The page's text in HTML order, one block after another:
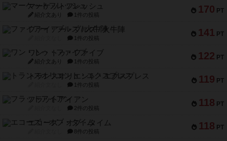
170 PT
マーケットフレッシュ
紹介文あり 1件の投稿
141 PT
ファイアー・ブルズ / 火牛陣
1件の投稿
122 PT
ワン・トゥ・ファイブ
紹介文あり 1件の投稿
119 PT
トランスオリエント・エクスプレス
1件の投稿
118 PT
フラットアイアン
2件の投稿
118 PT
エコーズ・オブ・タイム
8件の投稿